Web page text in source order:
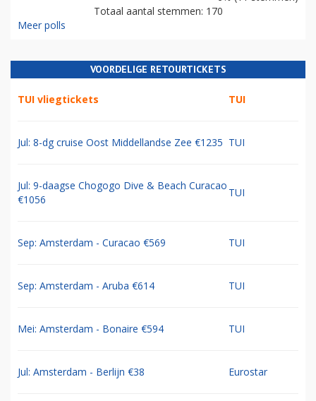
Totaal aantal stemmen: 170
Meer polls
VOORDELIGE RETOURTICKETS
TUI vliegtickets TUI
Jul: 8-dg cruise Oost Middellandse Zee €1235 TUI
Jul: 9-daagse Chogogo Dive & Beach Curacao
€1056
TUI
Sep: Amsterdam - Curacao €569 TUI
Sep: Amsterdam - Aruba €614 TUI
Mei: Amsterdam - Bonaire €594 TUI
Jul: Amsterdam - Berlijn €38 Eurostar